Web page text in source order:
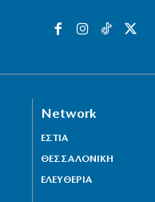
Network
ΕΣΤΙΑ
ΘΕΣΣΑΛΟΝΙΚΗ
ΕΛΕΥΘΕΡΙΑ